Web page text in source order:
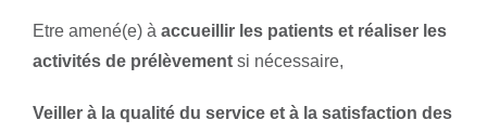
Etre amené(e) à accueillir les patients et réaliser les
activités de prélèvement si nécessaire,
Veiller à la qualité du service et à la satisfaction des